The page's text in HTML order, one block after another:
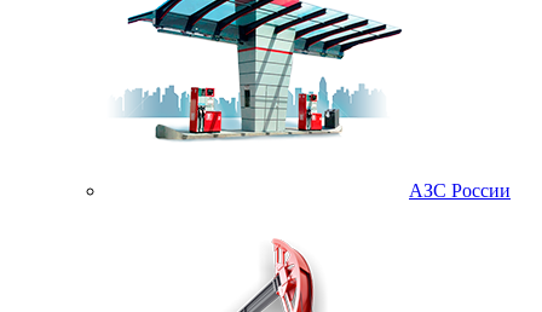
АЗС России